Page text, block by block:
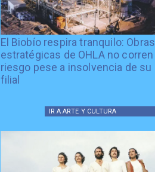
El Biobío respira tranquilo: Obras
estratégicas de OHLA no corren
riesgo pese a insolvencia de su
filial
IR A ARTE Y CULTURA